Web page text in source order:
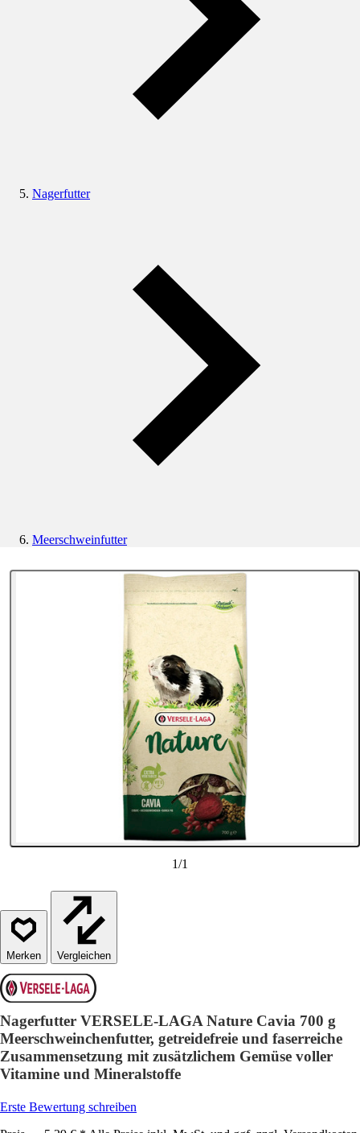
Nagerfutter
Meerschweinfutter
1/1
Vergleichen
Nagerfutter VERSELE-LAGA Nature Cavia 700 g
Meerschweinchenfutter, getreidefreie und faserreiche
Zusammensetzung mit zusätzlichem Gemüse voller
Vitamine und Mineralstoffe
Erste Bewertung schreiben